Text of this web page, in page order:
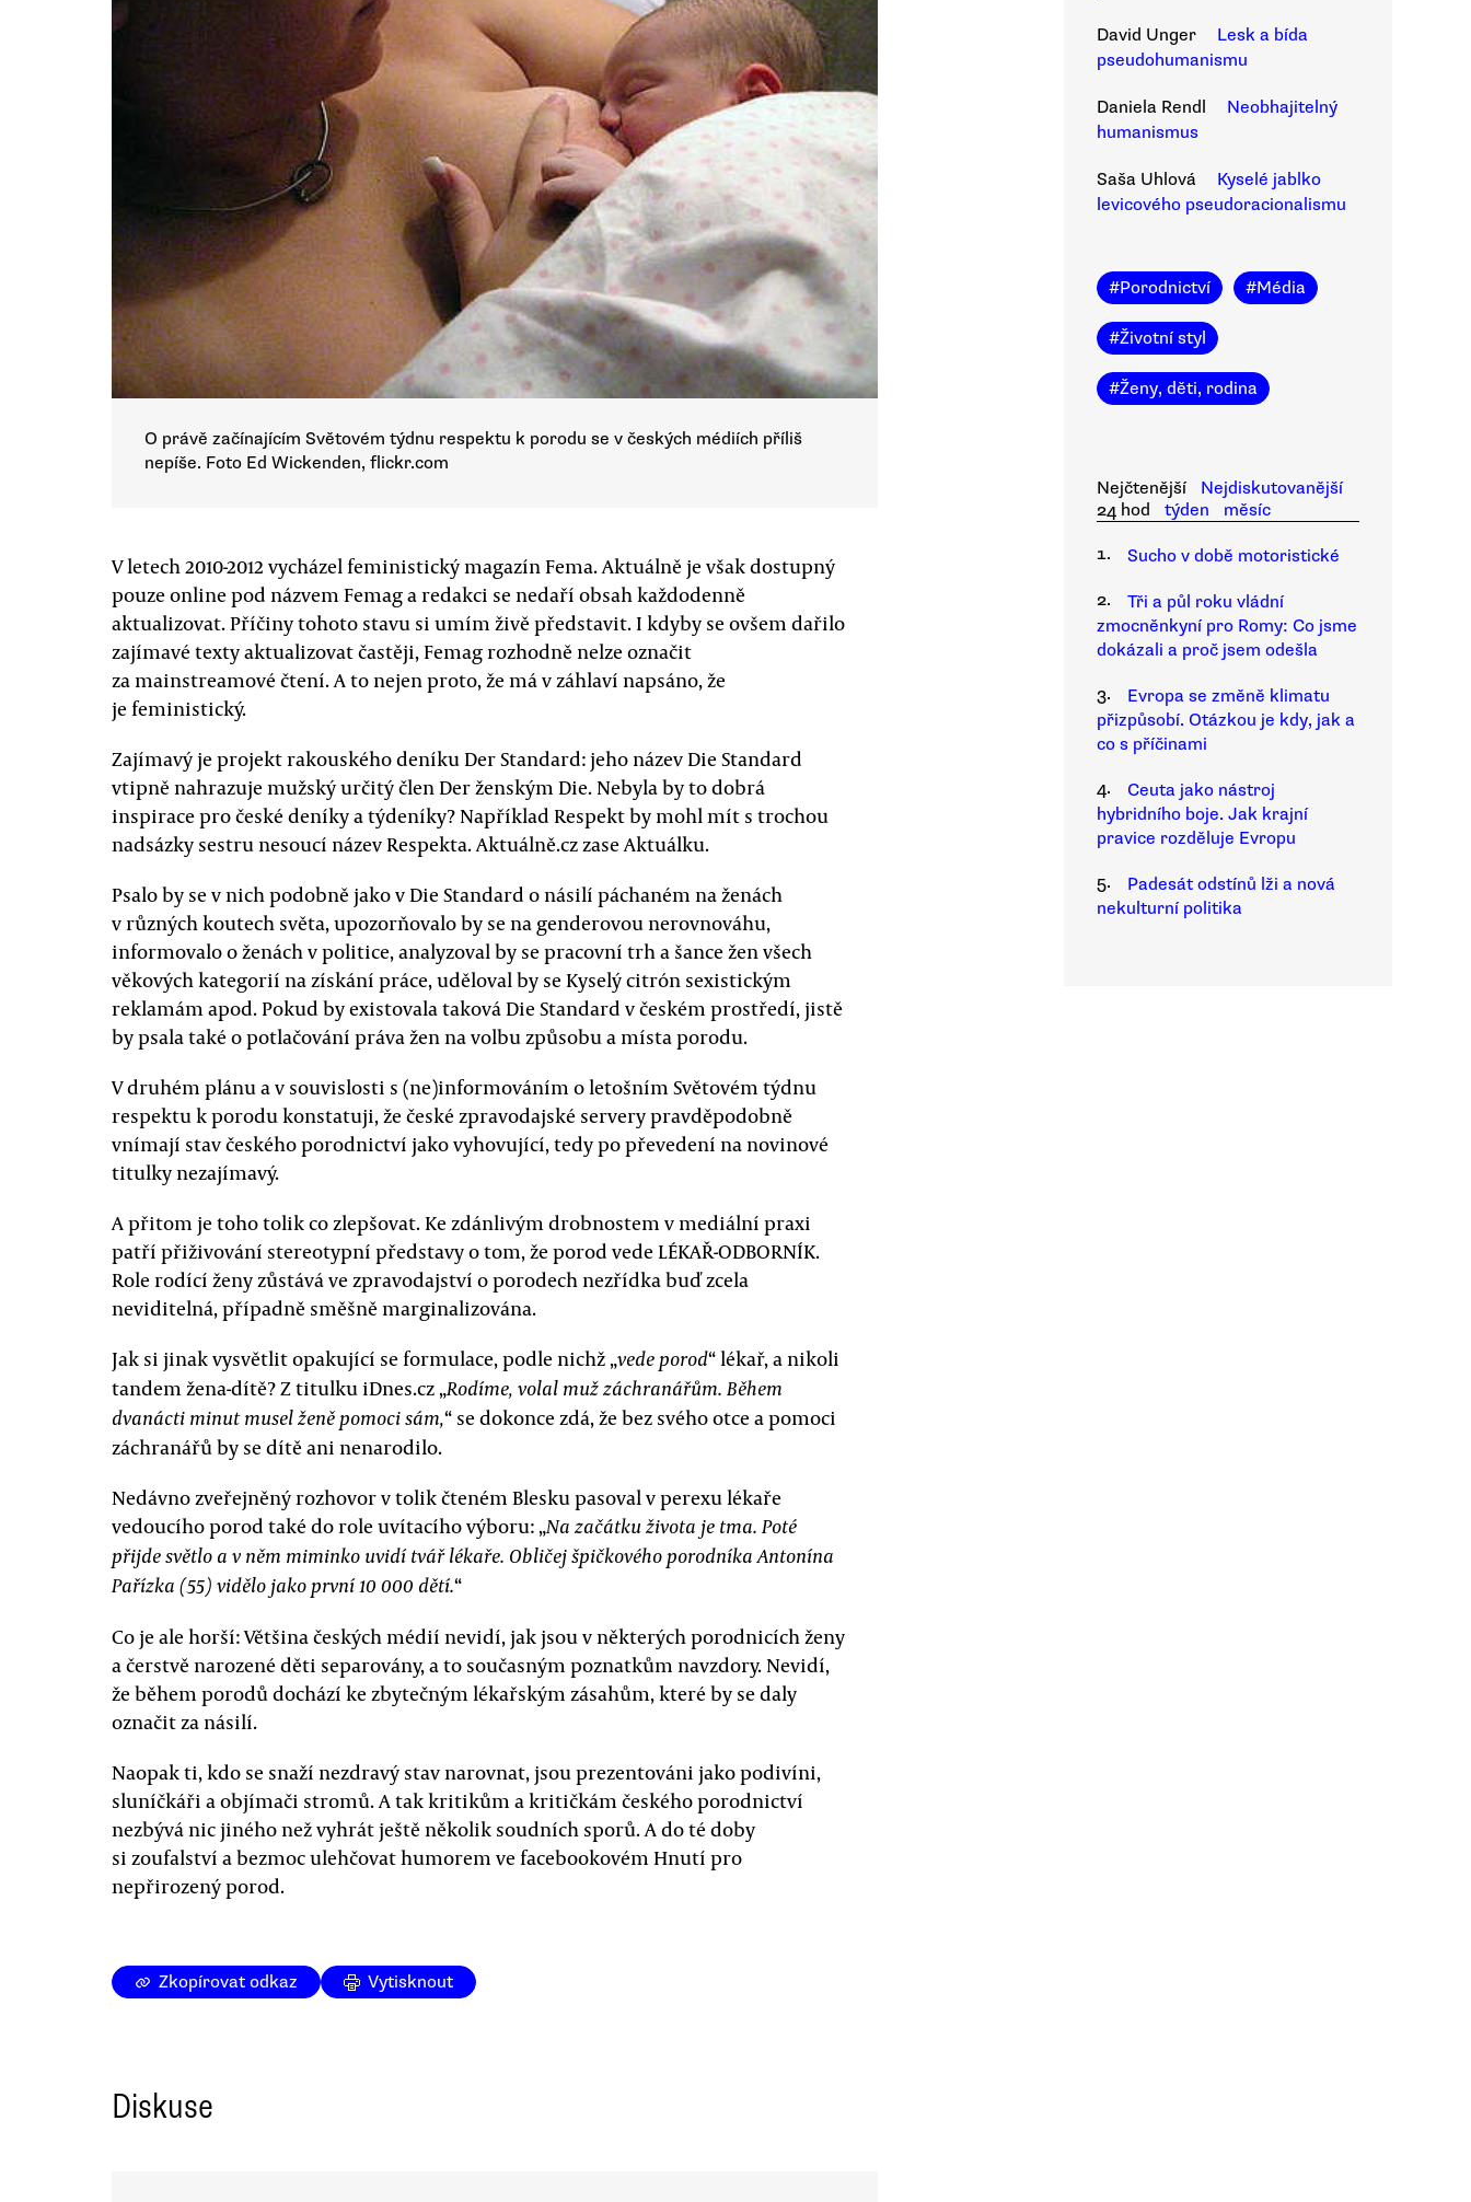
O právě začínajícím Světovém týdnu respektu k porodu se v českých médiích příliš
nepíše. Foto Ed Wickenden, flickr.com
V letech 2010-2012 vycházel feministický magazín Fema. Aktuálně je však dostupný
pouze online pod názvem Femag a redakci se nedaří obsah každodenně
aktualizovat. Příčiny tohoto stavu si umím živě představit. I kdyby se ovšem dařilo
zajímavé texty aktualizovat častěji, Femag rozhodně nelze označit
za mainstreamové čtení. A to nejen proto, že má v záhlaví napsáno, že
je feministický.
Zajímavý je projekt rakouského deníku Der Standard: jeho název Die Standard
vtipně nahrazuje mužský určitý člen Der ženským Die. Nebyla by to dobrá
inspirace pro české deníky a týdeníky? Například Respekt by mohl mít s trochou
nadsázky sestru nesoucí název Respekta. Aktuálně.cz zase Aktuálku.
Psalo by se v nich podobně jako v Die Standard o násilí páchaném na ženách
v různých koutech světa, upozorňovalo by se na genderovou nerovnováhu,
informovalo o ženách v politice, analyzoval by se pracovní trh a šance žen všech
věkových kategorií na získání práce, uděloval by se Kyselý citrón sexistickým
reklamám apod. Pokud by existovala taková Die Standard v českém prostředí, jistě
by psala také o potlačování práva žen na volbu způsobu a místa porodu.
V druhém plánu a v souvislosti s (ne)informováním o letošním Světovém týdnu
respektu k porodu konstatuji, že české zpravodajské servery pravděpodobně
vnímají stav českého porodnictví jako vyhovující, tedy po převedení na novinové
titulky nezajímavý.
A přitom je toho tolik co zlepšovat. Ke zdánlivým drobnostem v mediální praxi
patří přiživování stereotypní představy o tom, že porod vede LÉKAŘ-ODBORNÍK.
Role rodící ženy zůstává ve zpravodajství o porodech nezřídka buď zcela
neviditelná, případně směšně marginalizována.
Jak si jinak vysvětlit opakující se formulace, podle nichž „vede porod“ lékař, a nikoli
tandem žena-dítě? Z titulku iDnes.cz „Rodíme, volal muž záchranářům. Během
dvanácti minut musel ženě pomoci sám,“ se dokonce zdá, že bez svého otce a pomoci
záchranářů by se dítě ani nenarodilo.
Nedávno zveřejněný rozhovor v tolik čteném Blesku pasoval v perexu lékaře
vedoucího porod také do role uvítacího výboru: „Na začátku života je tma. Poté
přijde světlo a v něm miminko uvidí tvář lékaře. Obličej špičkového porodníka Antonína
Pařízka (55) vidělo jako první 10 000 dětí.“
Co je ale horší: Většina českých médií nevidí, jak jsou v některých porodnicích ženy
a čerstvě narozené děti separovány, a to současným poznatkům navzdory. Nevidí,
že během porodů dochází ke zbytečným lékařským zásahům, které by se daly
označit za násilí.
Naopak ti, kdo se snaží nezdravý stav narovnat, jsou prezentováni jako podivíni,
sluníčkáři a objímači stromů. A tak kritikům a kritičkám českého porodnictví
nezbývá nic jiného než vyhrát ještě několik soudních sporů. A do té doby
si zoufalství a bezmoc ulehčovat humorem ve facebookovém Hnutí pro
nepřirozený porod.
David Unger
Lesk a bída
pseudohumanismu
Daniela Rendl
Neobhajitelný
humanismus
Saša Uhlová
Kyselé jablko
levicového pseudoracionalismu
#Porodnictví #Média
#Životní styl
#Ženy, děti, rodina
Nejčtenější
Nejdiskutovanější
24 hod
týden
měsíc
1.
Sucho v době motoristické
2.
Tři a půl roku vládní
zmocněnkyní pro Romy: Co jsme
dokázali a proč jsem odešla
3.
Evropa se změně klimatu
přizpůsobí. Otázkou je kdy, jak a
co s příčinami
4.
Ceuta jako nástroj
hybridního boje. Jak krajní
pravice rozděluje Evropu
5.
Padesát odstínů lži a nová
nekulturní politika
Zkopírovat odkaz Vytisknout
Diskuse